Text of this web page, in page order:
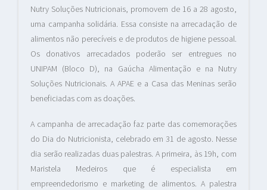
Nutry Soluções Nutricionais, promovem de 16 a 28 agosto,
uma campanha solidária. Essa consiste na arrecadação de
alimentos não perecíveis e de produtos de higiene pessoal.
Os donativos arrecadados poderão ser entregues no
UNIPAM (Bloco D), na Gaúcha Alimentação e na Nutry
Soluções Nutricionais. A APAE e a Casa das Meninas serão
beneficiadas com as doações.
A campanha de arrecadação faz parte das comemorações
do Dia do Nutricionista, celebrado em 31 de agosto. Nesse
dia serão realizadas duas palestras. A primeira, às 19h, com
Maristela Medeiros que é especialista em
empreendedorismo e marketing de alimentos. A palestra